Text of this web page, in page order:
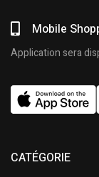
Mobile
Application sera
CATÉGORIE